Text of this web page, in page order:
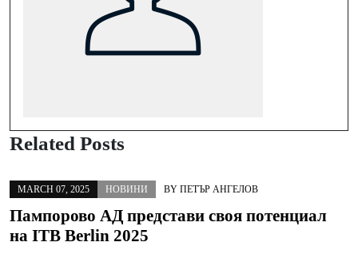
Related Posts
MARCH 07, 2025 НОВИНИ BY ПЕТЪР АНГЕЛОВ
Пампорово АД представи своя потенциал
на ITB Berlin 2025